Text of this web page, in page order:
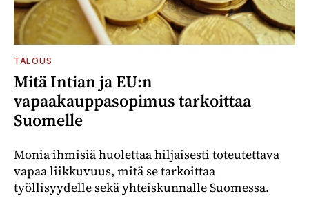
TALOUS
Mitä Intian ja EU:n
vapaakauppasopimus tarkoittaa
Suomelle
Monia ihmisiä huolettaa hiljaisesti toteutettava
vapaa liikkuvuus, mitä se tarkoittaa
työllisyydelle sekä yhteiskunnalle Suomessa.